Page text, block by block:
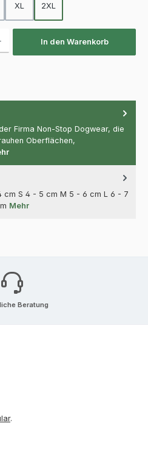
XL 2XL
In den Warenkorb
Firma Non-Stop Dogwear, die
Oberflächen,
cm S 4 - 5 cm M 5 - 6 cm L 6 - 7
Mehr
Beratung
.